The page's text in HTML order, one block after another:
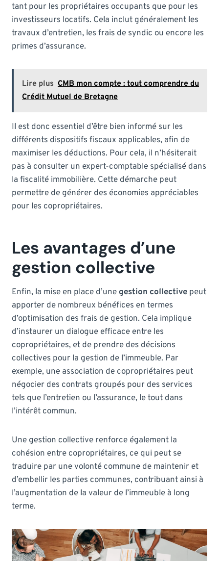
tant pour les propriétaires occupants que pour les
investisseurs locatifs. Cela inclut généralement les
travaux d’entretien, les frais de syndic ou encore les
primes d’assurance.
Lire plus CMB mon compte : tout comprendre du
Crédit Mutuel de Bretagne
Il est donc essentiel d’être bien informé sur les
différents dispositifs fiscaux applicables, afin de
maximiser les déductions. Pour cela, il n’hésiterait
pas à consulter un expert-comptable spécialisé dans
la fiscalité immobilière. Cette démarche peut
permettre de générer des économies appréciables
pour les copropriétaires.
Les avantages d’une
gestion collective
Enfin, la mise en place d’une gestion collective peut
apporter de nombreux bénéfices en termes
d’optimisation des frais de gestion. Cela implique
d’instaurer un dialogue efficace entre les
copropriétaires, et de prendre des décisions
collectives pour la gestion de l’immeuble. Par
exemple, une association de copropriétaires peut
négocier des contrats groupés pour des services
tels que l’entretien ou l’assurance, le tout dans
l’intérêt commun.
Une gestion collective renforce également la
cohésion entre copropriétaires, ce qui peut se
traduire par une volonté commune de maintenir et
d’embellir les parties communes, contribuant ainsi à
l’augmentation de la valeur de l’immeuble à long
terme.